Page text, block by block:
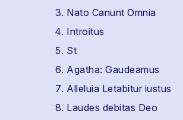
Nato Canunt Omnia
Introitus
St
Agatha: Gaudeamus
Alleluia Letabitur iustus
Laudes debitas Deo